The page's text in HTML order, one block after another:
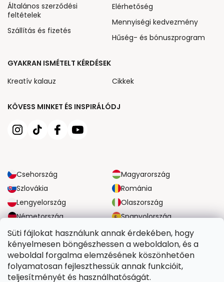
Süti fájlokat használunk annak érdekében, hogy
kényelmesen böngészhessen a weboldalon, és a
weboldal forgalma elemzésének köszönhetően
folyamatosan fejleszthessük annak funkcióit,
teljesítményét és használhatóságát.
KÖVESS MINKET ÉS INSPIRÁLÓDJ
Csehország
Magyarország
Szlovákia
Románia
Lengyelország
Olaszország
Németország
Spanyolország
Nagy-Britannia
Ausztria
Általános szerződési
feltételek
Szállítás és fizetés
Elérhetőség
Mennyiségi kedvezmény
Hűség- és bónuszprogram
GYAKRAN ISMÉTELT KÉRDÉSEK
Kreatív kalauz
Cikkek
MEGBÍZHATÓ SZÁLLÍTÁSI LEHETŐSÉGEK